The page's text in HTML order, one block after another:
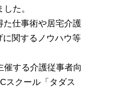
た。
た仕事術や居宅介護
関するノウハウ等
催する介護従事者向
スクール「タダス